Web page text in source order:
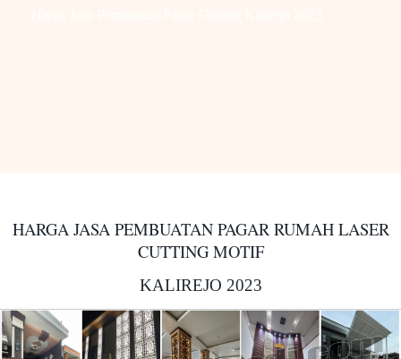
HARGA JASA PEMBUATAN PAGAR RUMAH LASER
CUTTING MOTIF
KALIREJO 2023